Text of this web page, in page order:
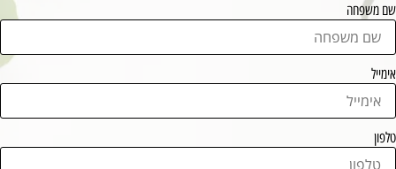
שם משפחה
אימייל
טלפון